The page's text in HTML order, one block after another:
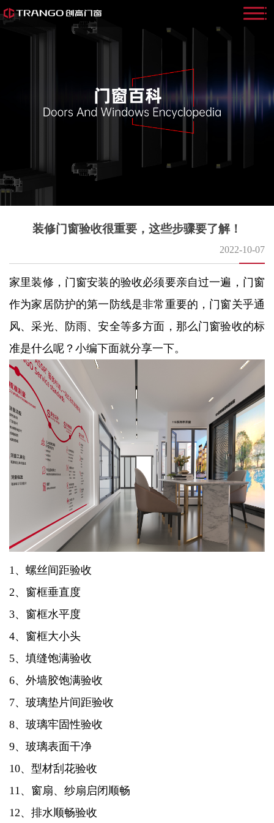
装修门窗验收很重要，这些步骤要了解！
2022-10-07
家里装修，门窗安装的验收必须要亲自过一遍，门窗
作为家居防护的第一防线是非常重要的，门窗关乎通
风、采光、防雨、安全等多方面，那么门窗验收的标
准是什么呢？小编下面就分享一下。
1、螺丝间距验收
2、窗框垂直度
3、窗框水平度
4、窗框大小头
5、填缝饱满验收
6、外墙胶饱满验收
7、玻璃垫片间距验收
8、玻璃牢固性验收
9、玻璃表面干净
10、型材刮花验收
11、窗扇、纱扇启闭顺畅
12、排水顺畅验收